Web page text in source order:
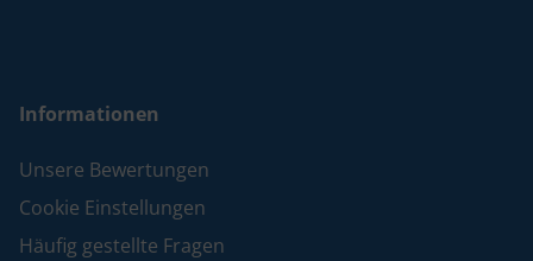
Informationen
Unsere Bewertungen
Cookie Einstellungen
Häufig gestellte Fragen